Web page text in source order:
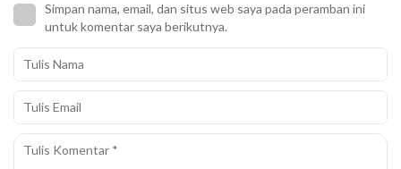
Simpan nama, email, dan situs web saya pada peramban ini
untuk komentar saya berikutnya.